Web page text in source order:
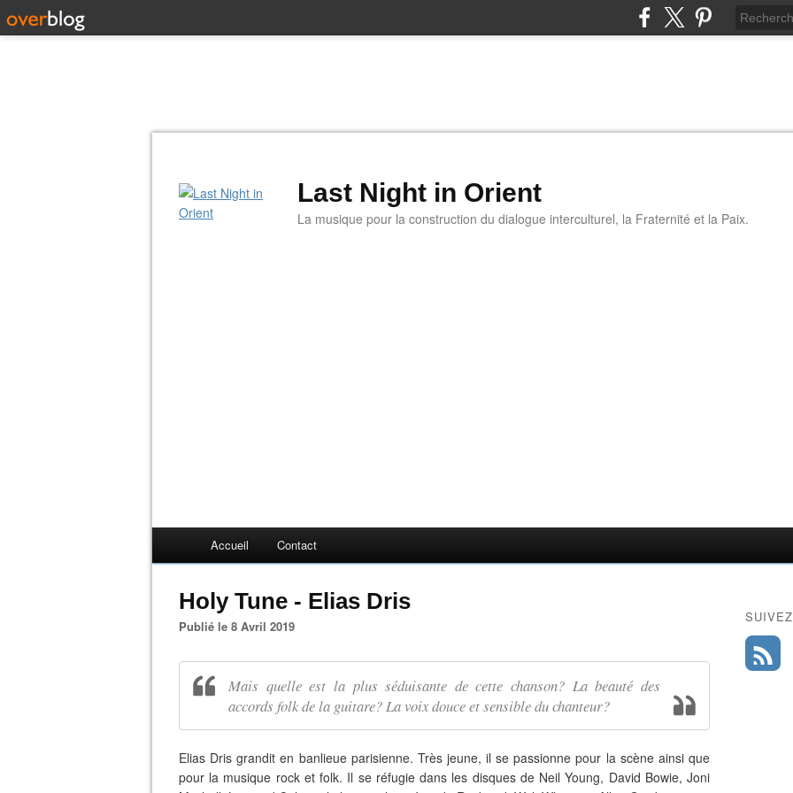
Last Night in Orient
La musique pour la construction du dialogue interculturel, la Fraternité et la Paix.
Accueil Contact
Holy Tune - Elias Dris
Publié le 8 Avril 2019
Mais quelle est la plus séduisante de cette chanson? La beauté des
accords folk de la guitare? La voix douce et sensible du chanteur?
Elias Dris grandit en banlieue parisienne. Très jeune, il se passionne pour la scène ainsi que
pour la musique rock et folk. Il se réfugie dans les disques de Neil Young, David Bowie, Joni